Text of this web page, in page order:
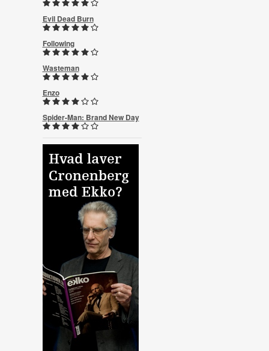
Evil Dead Burn
Following
Wasteman
Enzo
Spider-Man: Brand New Day